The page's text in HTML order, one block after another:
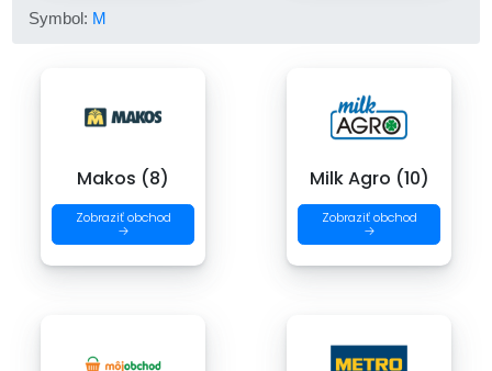
Symbol: M
Makos (8)
Zobraziť obchod
→
Milk Agro (10)
Zobraziť obchod
→